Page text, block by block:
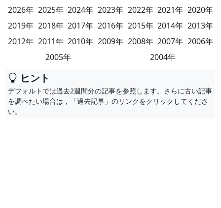
2026年 2025年 2024年 2023年 2022年 2021年 2020年
2019年 2018年 2017年 2016年 2015年 2014年 2013年
2012年 2011年 2010年 2009年 2008年 2007年 2006年
2005年
2004年
ヒント
デフォルトでは過去2週間分の記事を参照します。さらに古い記事
を調べたい場合は，「過去記事」のリンクをクリックしてくださ
い。